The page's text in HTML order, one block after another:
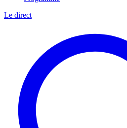
Le direct